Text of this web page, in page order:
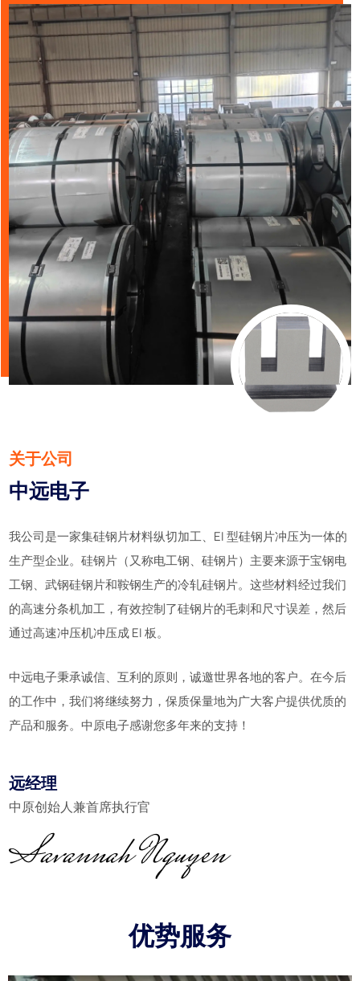
关于公司
中远电子
我公司是一家集硅钢片材料纵切加工、EI 型硅钢片冲压为一体的
生产型企业。硅钢片（又称电工钢、硅钢片）主要来源于宝钢电
工钢、武钢硅钢片和鞍钢生产的冷轧硅钢片。这些材料经过我们
的高速分条机加工，有效控制了硅钢片的毛刺和尺寸误差，然后
通过高速冲压机冲压成 EI 板。
中远电子秉承诚信、互利的原则，诚邀世界各地的客户。在今后
的工作中，我们将继续努力，保质保量地为广大客户提供优质的
产品和服务。中原电子感谢您多年来的支持！
远经理
中原创始人兼首席执行官
优势服务